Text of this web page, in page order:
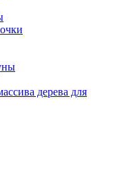
дерева для